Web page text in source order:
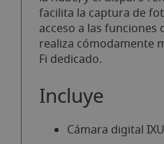
facilita la captura de
acceso a las funciones
realiza cómodamente
Fi dedicado.
Incluye
Cámara digital